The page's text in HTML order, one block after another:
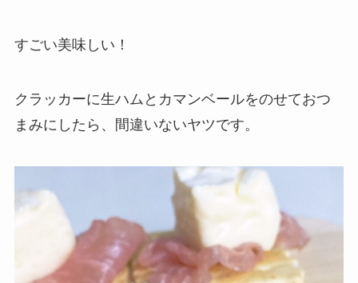
すごい美味しい！
クラッカーに生ハムとカマンベールをのせておつ
まみにしたら、間違いないヤツです。